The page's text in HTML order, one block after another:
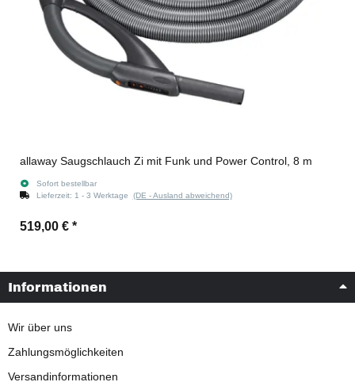
allaway Saugschlauch Zi mit Funk und Power Control, 8 m
Sofort bestellbar
Lieferzeit: 1 - 3 Werktage (DE - Ausland abweichend)
519,00 € *
Informationen
Wir über uns
Zahlungsmöglichkeiten
Versandinformationen